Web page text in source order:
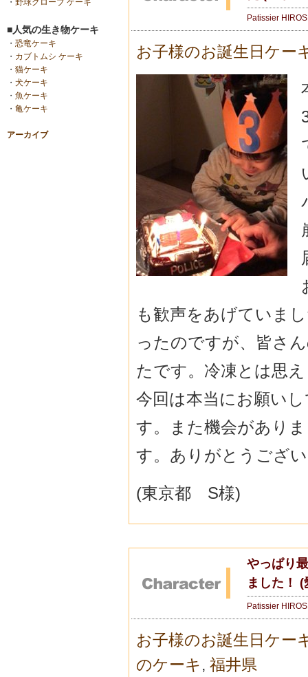
・ 野球グローブ ケーキ
■人気の生き物ケーキ
・ 恐竜ケーキ
・ カブトムシ ケーキ
・ 猫ケーキ
・ 犬ケーキ
・ 魚ケーキ
・ 亀ケーキ
アーカイブ
Patissier
お子様のお誕生日ケー
も歓声をあげていま
ったのですが、皆さ
たです。冷凍とは思
今回は本当にお願い
す。また機会があり
す。ありがとうござ
(東京都 S様)
やっぱり
ました！
Patissier
お子様のお誕生日ケー
のケーキ , 福井県